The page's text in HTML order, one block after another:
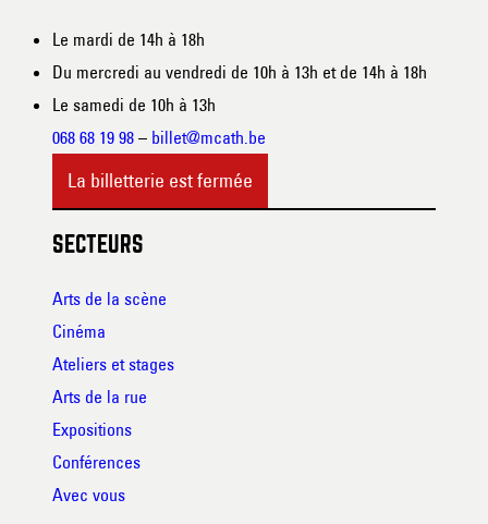
Le mardi de 14h à 18h
Du mercredi au vendredi de 10h à 13h et de 14h à 18h
Le samedi de 10h à 13h
068 68 19 98 – billet@mcath.be
La billetterie est fermée
SECTEURS
Arts de la scène
Cinéma
Ateliers et stages
Arts de la rue
Expositions
Conférences
Avec vous